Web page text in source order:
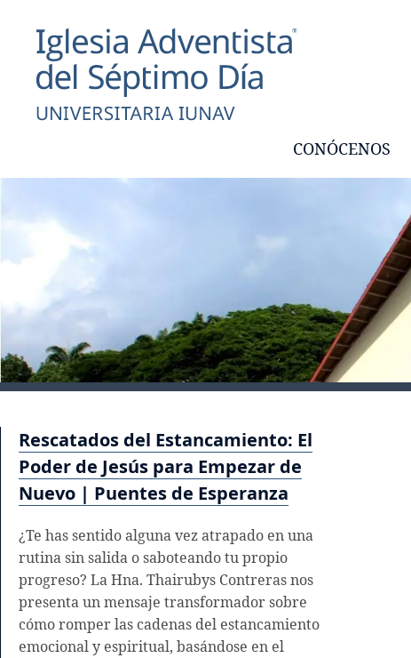
CONÓCENOS
Rescatados del Estancamiento: El
Poder de Jesús para Empezar de
Nuevo | Puentes de Esperanza
¿Te has sentido alguna vez atrapado en una
rutina sin salida o saboteando tu propio
progreso? La Hna. Thairubys Contreras nos
presenta un mensaje transformador sobre
cómo romper las cadenas del estancamiento
emocional y espiritual, basándose en el